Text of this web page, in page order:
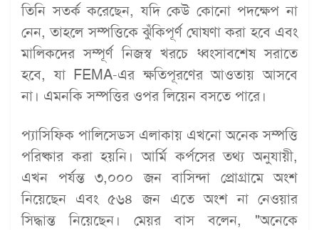
তিনি সতর্ক করেছেন, যদি কেউ কোনো পদক্ষেপ না
নেন, তাহলে সম্পত্তিকে ঝুঁকিপূর্ণ ঘোষণা করা হবে এবং
মালিকদের সম্পূর্ণ নিজস্ব খরচে ধ্বংসাবশেষ সরাতে
হবে, যা FEMA-এর ক্ষতিপূরণের আওতায় আসবে
না। এমনকি সম্পত্তির ওপর লিয়েন বসতে পারে।
প্যাসিফিক পালিসেডস এলাকায় এখনো অনেক সম্পত্তি
পরিষ্কার করা হয়নি। আর্মি কর্পসের তথ্য অনুযায়ী,
এখন পর্যন্ত ৩,০০০ জন বাসিন্দা প্রোগ্রামে অংশ
নিয়েছেন এবং ৫৬৪ জন এতে অংশ না নেওয়ার
সিদ্ধান্ত নিয়েছেন। মেয়র বাস বলেন, "অনেকে